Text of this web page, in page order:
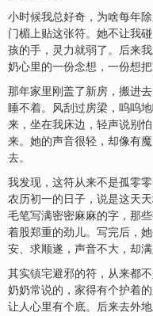
小时候我总好奇，为啥每年
门楣上贴这张符。她不让我
孩的手，灵力就弱了。后来
奶心里的一份念想，一份想
那年家里刚盖了新房，搬进
睡不着。风刮过房梁，呜呜
来，坐在我床边，轻声说别
来。她的声音很轻，却像有
去。
我发现，这符从来不是孤零
农历初一的日子，说是这天
毛笔写满密密麻麻的字，那
着股郑重的劲儿。写完后，
安、求顺遂，声音不大，却满
其实镇宅避邪的符，从来都
奶奶常说的，家得有个护着
让人心里有个底。后来去外